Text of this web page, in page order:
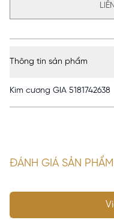
Thông tin sản phẩm
Kim cương GIA 5181742638
ĐÁNH GIÁ SẢN PHẨM